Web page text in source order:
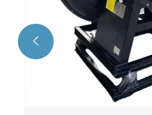
